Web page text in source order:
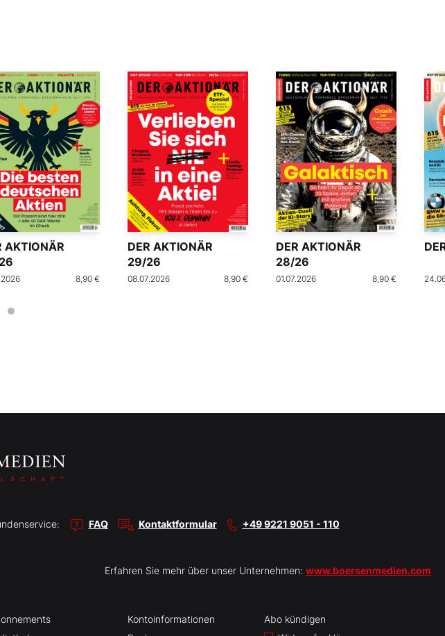
AKTIONÄR
8,90 €
DER AKTIONÄR
29/26
08.07.2026 8,90 €
DER AKTIONÄR
28/26
01.07.2026 8,90 €
FAQ Kontaktformular +49 9221 9051 - 110
Erfahren Sie mehr über unser Unternehmen: www.boersenmedien.com
Kontoinformationen
Abo kündigen